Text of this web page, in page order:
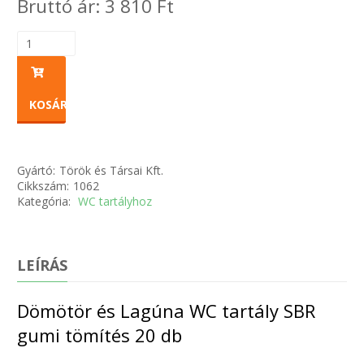
KÖTÖZŐK-JELÖLŐK-IRATTARTÓK
TÖMLŐBILINCS
Bruttó ár: 3 810 Ft
KOSÁRBA
Gyártó: Török és Társai Kft.
Cikkszám: 1062
Kategória: WC tartályhoz
LEÍRÁS
Dömötör és Lagúna WC tartály SBR
gumi tömítés 20 db